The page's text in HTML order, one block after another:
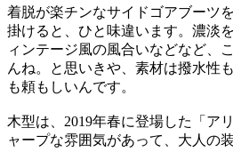
着脱が楽チンなサイドゴアブーツ
掛けると、ひと味違います。濃淡
ィンテージ風の風合いなどなど、
んね。と思いきや、素材は撥水性
も頼もしいんです。
木型は、2019年春に登場した「ア
ャープな雰囲気があって、大人の